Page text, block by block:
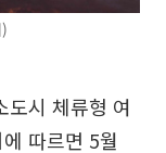
도시 체류형 여
따르면 5월